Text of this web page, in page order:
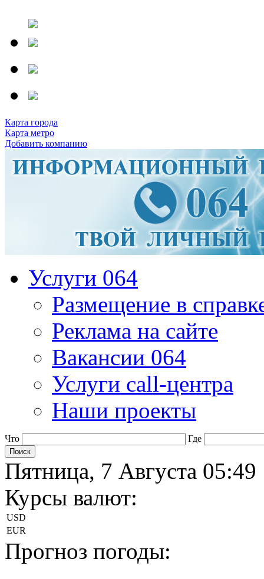
Карта города
Карта метро
Добавить компанию
Услуги 064
Размещение в
Реклама на сайте
Вакансии 064
Услуги call-центра
Наши проекты
Что Где
Пятница, 7 Августа 05:49
Курсы валют:
USD
EUR
Прогноз погоды: